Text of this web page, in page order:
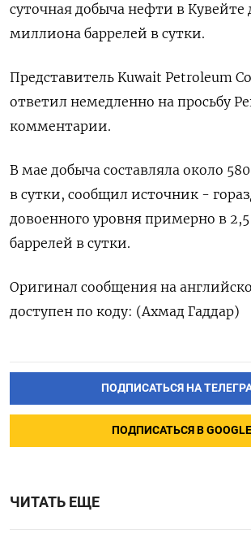
суточная добыча ​нефти в Кувейте
миллиона баррелей в сутки.
Представитель Kuwait Petroleum
ответил немедленно на просьбу
комментарии.
В мае добыча ​составляла около
в сутки, сообщил источник -
довоенного уровня примерно в
баррелей в сутки.
Оригинал сообщения ​на
доступен ‌по коду: (Ахмад Гаддар)
ПОДПИСАТЬСЯ НА
ПОДПИСАТЬСЯ В GOOGLE
ЧИТАТЬ ЕЩЕ